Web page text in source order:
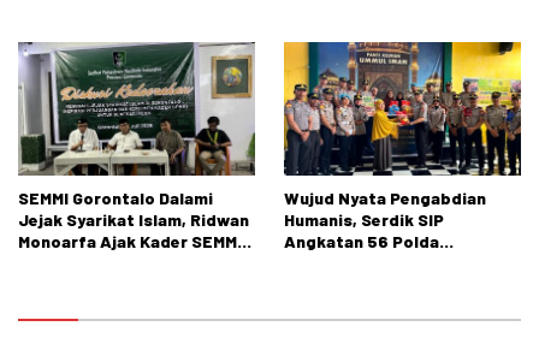
SEMMI Gorontalo Dalami
Jejak Syarikat Islam, Ridwan
Monoarfa Ajak Kader SEMMI
Wujud Nyata Pengabdian
Humanis, Serdik SIP
Angkatan 56 Polda